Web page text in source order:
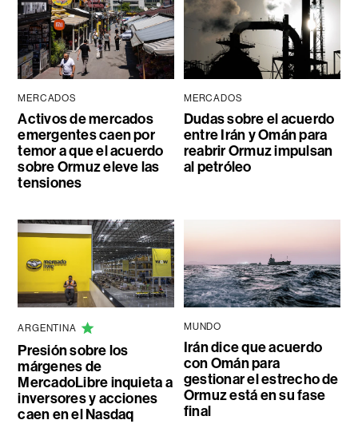
MERCADOS
Activos de mercados
emergentes caen por
temor a que el acuerdo
sobre Ormuz eleve las
tensiones
MERCADOS
Dudas sobre el acuerdo
entre Irán y Omán para
reabrir Ormuz impulsan
al petróleo
ARGENTINA
Presión sobre los
márgenes de
MercadoLibre inquieta a
inversores y acciones
caen en el Nasdaq
MUNDO
Irán dice que acuerdo
con Omán para
gestionar el estrecho de
Ormuz está en su fase
final